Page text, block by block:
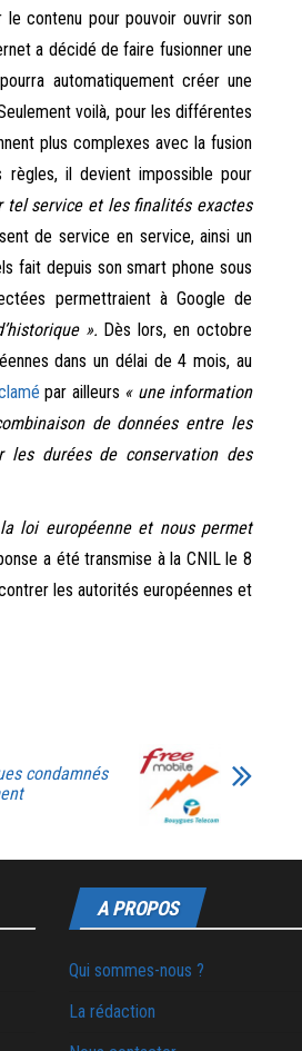
contenu pour pouvoir ouvrir son
a décidé de faire fusionner une
automatiquement créer une
voilà, pour les différentes
plus complexes avec la fusion
il devient impossible pour
tel service et les finalités exactes
de service en service, ainsi un
fait depuis son smart phone sous
permettraient à Google de
». Dès lors, en octobre
dans un délai de 4 mois, au
par ailleurs « une information
de données entre les
les durées de conservation des
loi européenne et nous permet
a été transmise à la CNIL le 8
les autorités européennes et
condamnés
A PROPOS
Qui sommes-nous ?
La rédaction